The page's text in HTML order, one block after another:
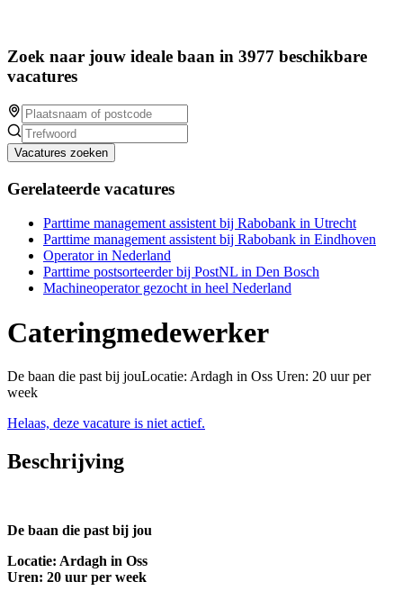
Zoek naar jouw ideale baan in 3977 beschikbare
vacatures
Vacatures zoeken
Gerelateerde vacatures
Parttime management assistent bij Rabobank in Utrecht
Parttime management assistent bij Rabobank in Eindhoven
Operator in Nederland
Parttime postsorteerder bij PostNL in Den Bosch
Machineoperator gezocht in heel Nederland
Cateringmedewerker
De baan die past bij jouLocatie: Ardagh in Oss Uren: 20 uur per
week
Helaas, deze vacature is niet actief.
Beschrijving
De baan die past bij jou
Locatie: Ardagh in Oss
Uren: 20 uur per week